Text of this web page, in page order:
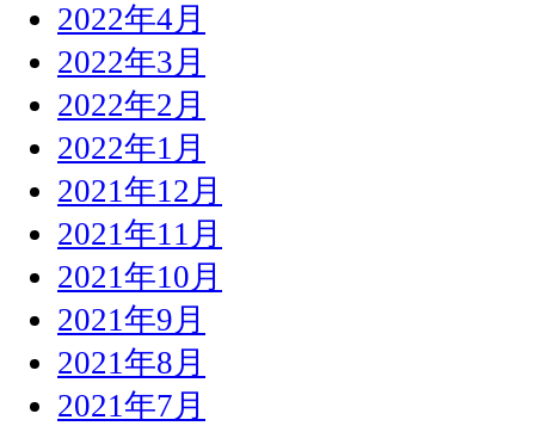
2022年4月
2022年3月
2022年2月
2022年1月
2021年12月
2021年11月
2021年10月
2021年9月
2021年8月
2021年7月